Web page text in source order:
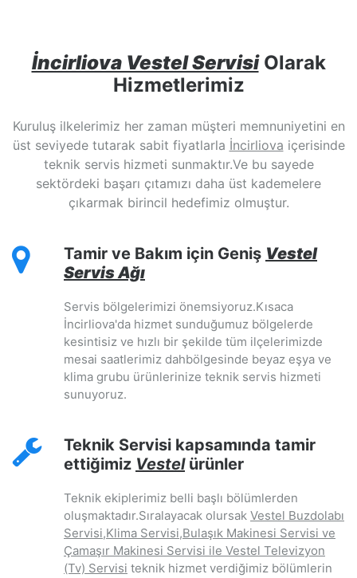
İncirliova Vestel ServisiOlarak
Hizmetlerimiz
Kuruluş ilkelerimiz her zaman müşteri memnuniyetini en
üst seviyede tutarak sabit fiyatlarla İncirliova içerisinde
teknik servis hizmeti sunmaktır.Ve bu sayede
sektördeki başarı çıtamızı daha üst kademelere
çıkarmak birincil hedefimiz olmuştur.
Tamir ve Bakım için Geniş Vestel
Servis Ağı
Servis bölgelerimizi önemsiyoruz.Kısaca
İncirliova'da hizmet sunduğumuz bölgelerde
kesintisiz ve hızlı bir şekilde tüm ilçelerimizde
mesai saatlerimiz dahbölgesinde beyaz eşya ve
klima grubu ürünlerinize teknik servis hizmeti
sunuyoruz.
Teknik Servisi kapsamında tamir
ettiğimiz Vestelürünler
Teknik ekiplerimiz belli başlı bölümlerden
oluşmaktadır.Sıralayacak olursak Vestel Buzdolabı
Servisi,Klima Servisi,Bulaşık Makinesi Servisi ve
Çamaşır Makinesi Servisi ile Vestel Televizyon
(Tv) Servisi teknik hizmet verdiğimiz bölümlerin